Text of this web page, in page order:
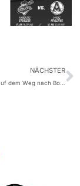
NÄCHSTER
Stealers-Schüler auf dem Weg nach Bonn